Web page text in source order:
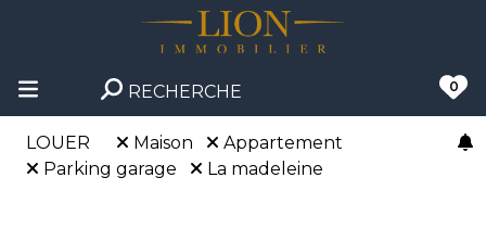
RECHERCHE 0
LOUER Maison
Appartement
Parking garage
La madeleine